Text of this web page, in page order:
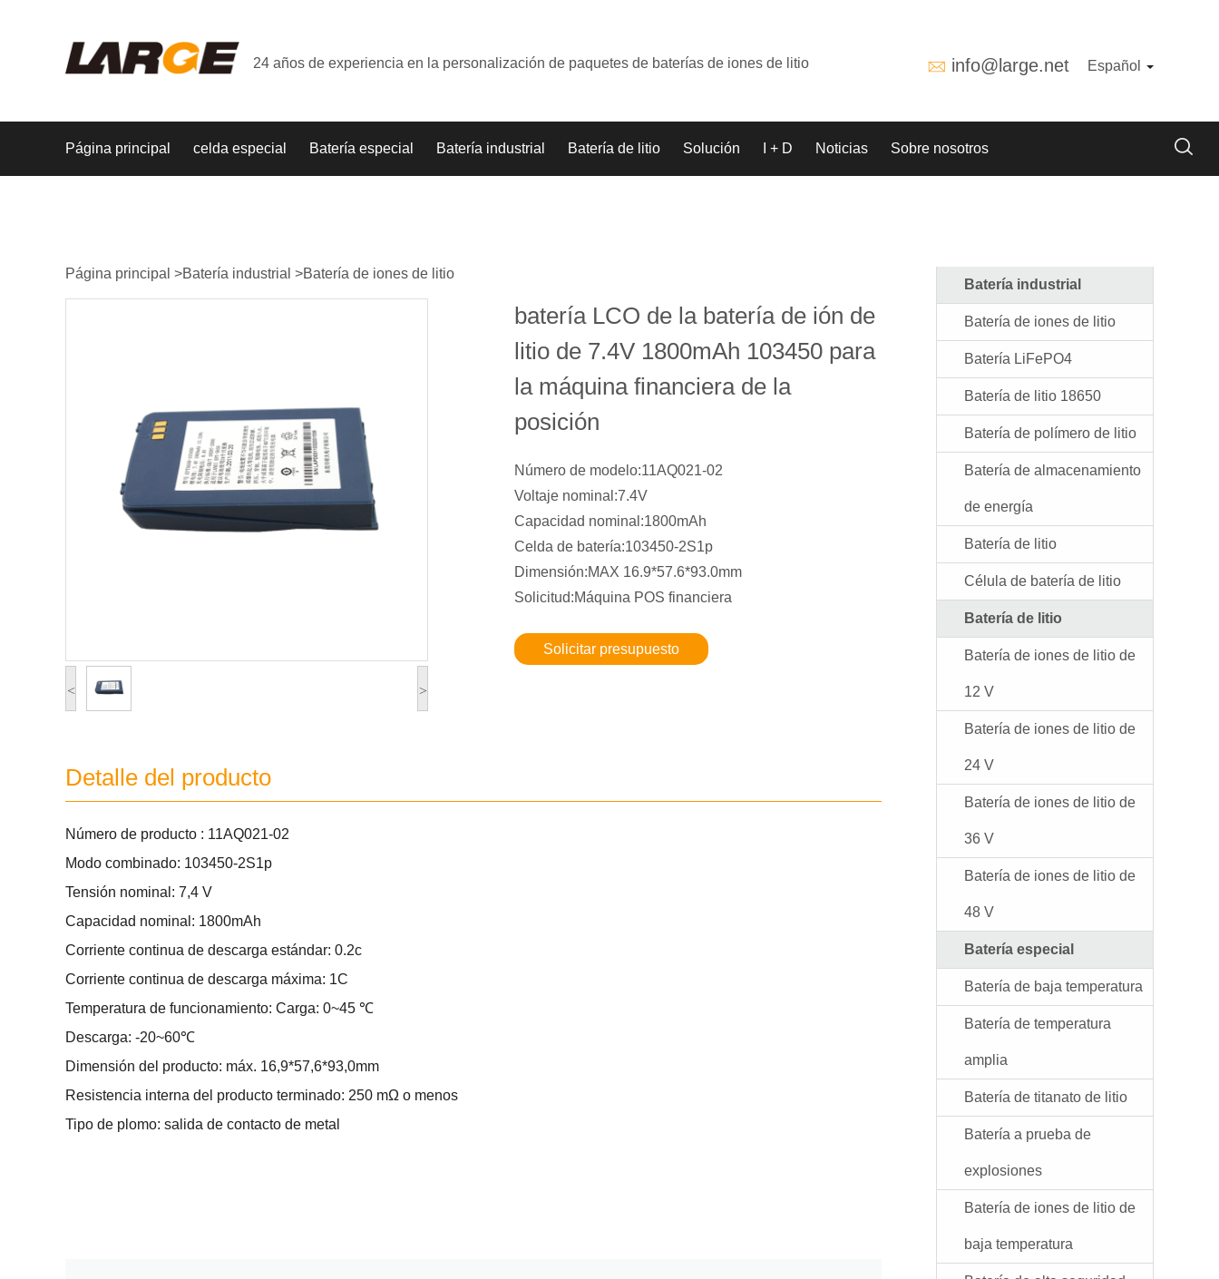
24 años de experiencia en la personalización de paquetes de baterías de iones de litio info@large.net Español
Página principal celda especial Batería especial Batería industrial Batería de litio Solución I + D Noticias Sobre nosotros
Página principal >Batería industrial >Batería de iones de litio
batería LCO de la batería de ión de
litio de 7.4V 1800mAh 103450 para
la máquina financiera de la
posición
Número de modelo:11AQ021-02
Voltaje nominal:7.4V
Capacidad nominal:1800mAh
Celda de batería:103450-2S1p
Dimensión:MAX 16.9*57.6*93.0mm
Solicitud:Máquina POS financiera
Solicitar presupuesto
< >
Detalle del producto
Número de producto : 11AQ021-02
Modo combinado: 103450-2S1p
Tensión nominal: 7,4 V
Capacidad nominal: 1800mAh
Corriente continua de descarga estándar: 0.2c
Corriente continua de descarga máxima: 1C
Temperatura de funcionamiento: Carga: 0~45 ℃
Descarga: -20~60℃
Dimensión del producto: máx. 16,9*57,6*93,0mm
Resistencia interna del producto terminado: 250 mΩ o menos
Tipo de plomo: salida de contacto de metal
Batería industrial
Batería de iones de litio
Batería LiFePO4
Batería de litio 18650
Batería de polímero de litio
Batería de almacenamiento
de energía
Batería de litio
Célula de batería de litio
Batería de litio
Batería de iones de litio de
12 V
Batería de iones de litio de
24 V
Batería de iones de litio de
36 V
Batería de iones de litio de
48 V
Batería especial
Batería de baja temperatura
Batería de temperatura
amplia
Batería de titanato de litio
Batería a prueba de
explosiones
Batería de iones de litio de
baja temperatura